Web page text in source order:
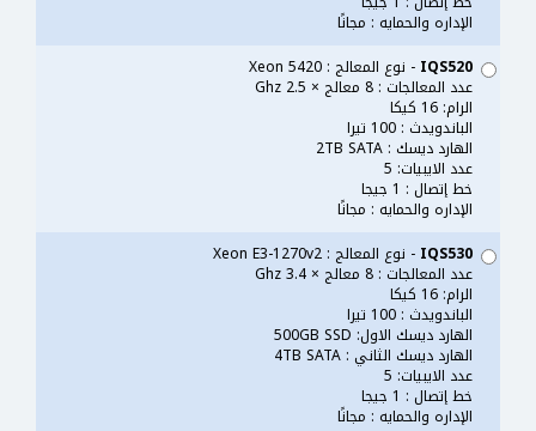
الإداره والحمايه : مجانًا
IQS520 - نوع المعالج : Xeon 5420
عدد المعالجات : 8 معالج × 2.5 Ghz
الرام: 16 كيكا
الباندويدث : 100 تيرا
الهارد ديسك : 2TB SATA
عدد الايبيات: 5
خط إتصال : 1 جيجا
الإداره والحمايه : مجانًا
IQS530 - نوع المعالج : Xeon E3-1270v2
عدد المعالجات : 8 معالج × 3.4 Ghz
الرام: 16 كيكا
الباندويدث : 100 تيرا
الهارد ديسك الاول: 500GB SSD
الهارد ديسك الثاني : 4TB SATA
عدد الايبيات: 5
خط إتصال : 1 جيجا
الإداره والحمايه : مجانًا